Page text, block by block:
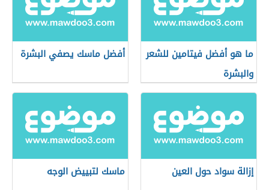
ما هو أفضل فيتامين للشعر
والبشرة
أفضل ماسك يصفي البشرة
إزالة سواد حول العين ماسك لتبييض الوجه